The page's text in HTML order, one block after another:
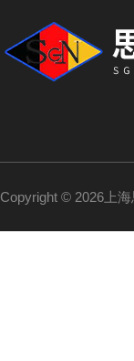
Copyright © 2026上